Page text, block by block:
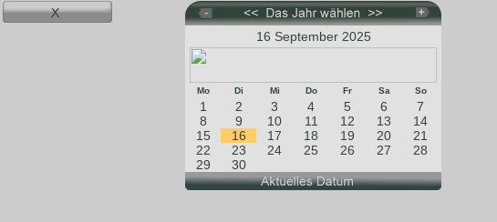
16 September 2025
Mo Di Mi Do Fr Sa So
1 2 3 4 5 6
7
8
9 10 11 12 13
14
15
16 17 18 19 20
21
22
23 24 25 26 27
28
29
30